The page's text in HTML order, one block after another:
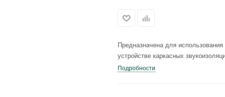
Предназначена для
устройстве каркасных
Подробности